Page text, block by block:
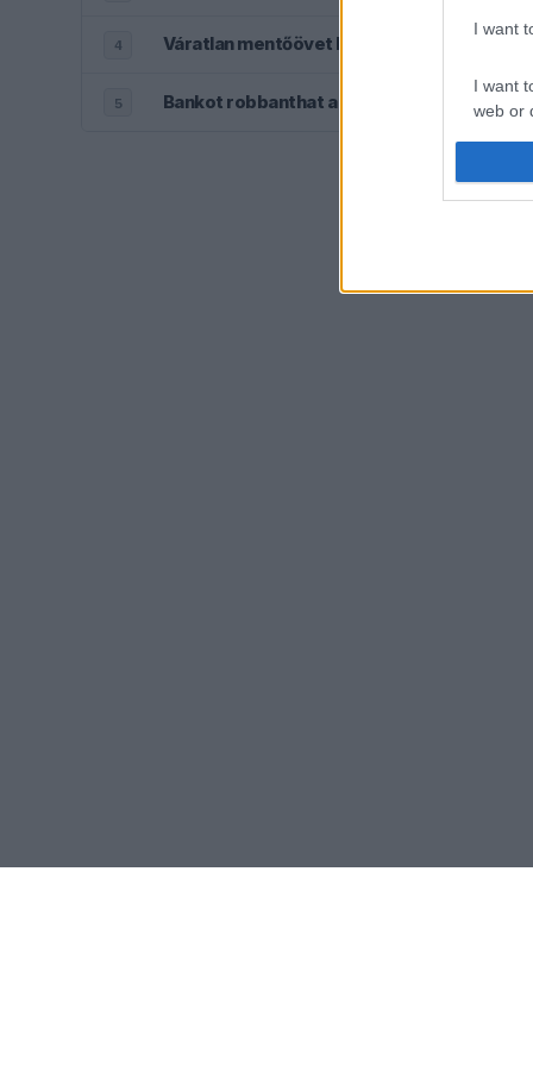
I want
I want
web or
I want
or app.
I want
I want
4 Váratlan mentőövet kaphat Liam Lawson a
5 Bankot robbanthat a Ferrari Max